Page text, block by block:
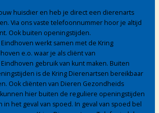
huisdier en heb je direct een dierenarts
Via ons vaste telefoonnummer hoor je altijd
Ook buiten openingstijden.
werkt samen met de Kring
e.o. waar je als cliënt van
gebruik van kunt maken. Buiten
is de Kring Dierenartsen bereikbaar
Ook cliënten van Dieren Gezondheids
hier buiten de reguliere openingstijden
in het geval van spoed. In geval van spoed bel